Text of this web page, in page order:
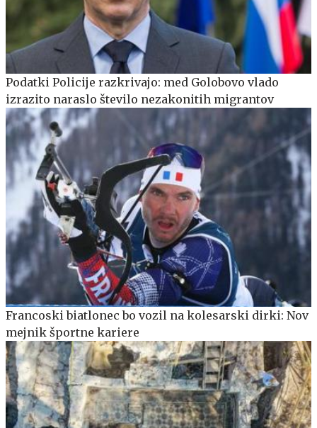
Podatki Policije razkrivajo: med Golobovo vlado
izrazito naraslo število nezakonitih migrantov
Francoski biatlonec bo vozil na kolesarski dirki: Nov
mejnik športne kariere